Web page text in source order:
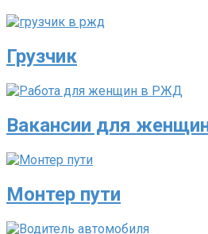
Грузчик
Вакансии для
Монтер пути